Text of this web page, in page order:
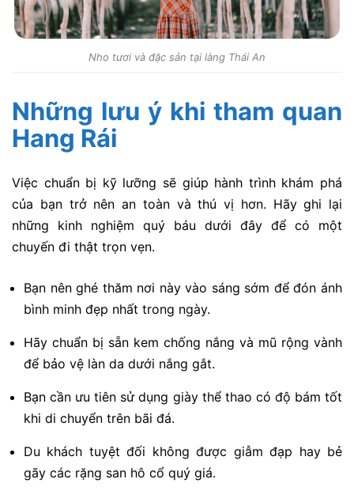
Nho tươi và đặc sản tại làng Thái An
Những lưu ý khi tham quan
Hang Rái
Việc chuẩn bị kỹ lưỡng sẽ giúp hành trình khám phá
của bạn trở nên an toàn và thú vị hơn. Hãy ghi lại
những kinh nghiệm quý báu dưới đây để có một
chuyến đi thật trọn vẹn.
Bạn nên ghé thăm nơi này vào sáng sớm để đón ánh
bình minh đẹp nhất trong ngày.
Hãy chuẩn bị sẵn kem chống nắng và mũ rộng vành
để bảo vệ làn da dưới nắng gắt.
Bạn cần ưu tiên sử dụng giày thể thao có độ bám tốt
khi di chuyển trên bãi đá.
Du khách tuyệt đối không được giẫm đạp hay bẻ
gãy các rặng san hô cổ quý giá.